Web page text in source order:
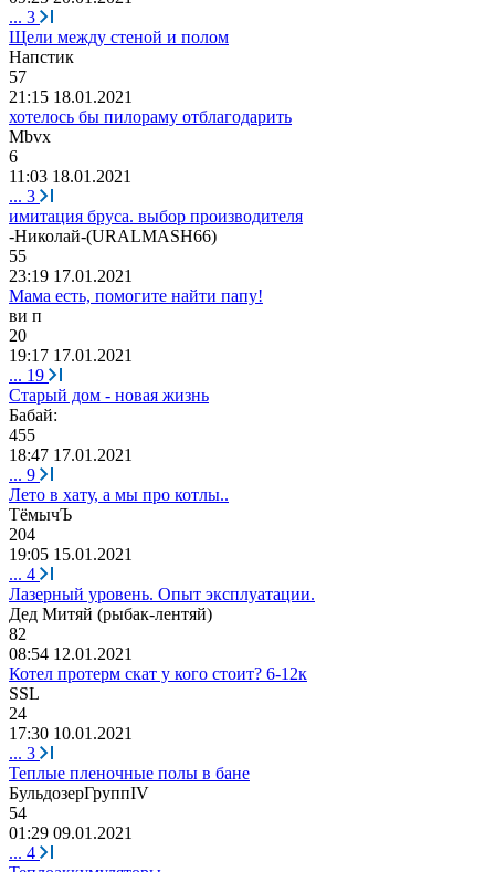
... 3
Щели между стеной и полом
Напстик
57
21:15 18.01.2021
хотелось бы пилораму отблагодарить
Mbvx
6
11:03 18.01.2021
... 3
имитация бруса. выбор производителя
-Николай-(URALMASH66)
55
23:19 17.01.2021
Мама есть, помогите найти папу!
ви п
20
19:17 17.01.2021
... 19
Старый дом - новая жизнь
Бабай:
455
18:47 17.01.2021
... 9
Лето в хату, а мы про котлы..
ТёмычЪ
204
19:05 15.01.2021
... 4
Лазерный уровень. Опыт эксплуатации.
Дед Митяй (рыбак-лентяй)
82
08:54 12.01.2021
Котел протерм скат у кого стоит? 6-12к
SSL
24
17:30 10.01.2021
... 3
Теплые пленочные полы в бане
БульдозерГруппIV
54
01:29 09.01.2021
... 4